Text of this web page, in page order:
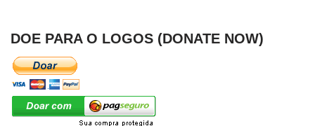
DOE PARA O LOGOS (DONATE NOW)